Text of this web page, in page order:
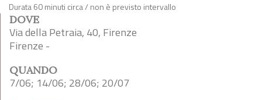
Durata 60 minuti circa / non è previsto intervallo
DOVE
Via della Petraia, 40, Firenze
Firenze -
QUANDO
7/06; 14/06; 28/06; 20/07